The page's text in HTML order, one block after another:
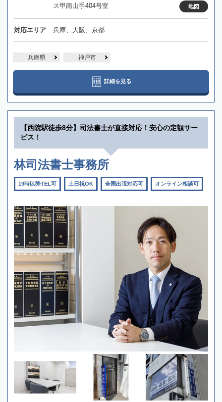
ス甲南山手404号室
地図
対応エリア 兵庫、大阪、京都
兵庫県 神戸市
詳細を見る
【西院駅徒歩8分】司法書士が直接対応！安心の定額サー
ビス！
林司法書士事務所
19時以降TEL可 土日祝OK 全国出張対応可 オンライン相談可